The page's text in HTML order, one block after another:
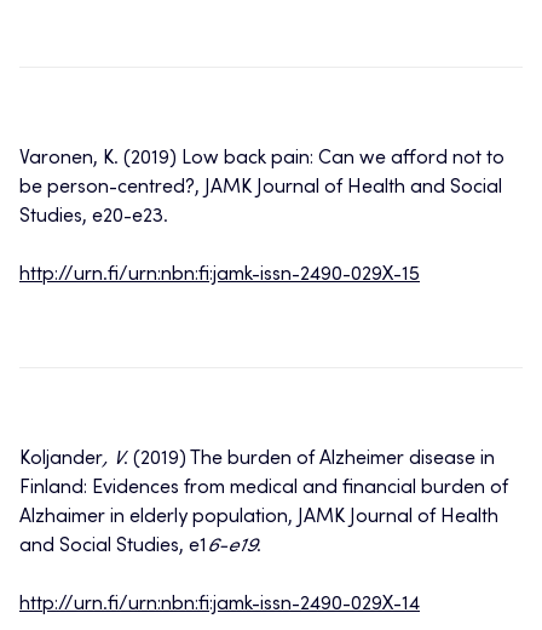
Varonen, K. (2019) Low back pain: Can we afford not to
be person-centred?, JAMK Journal of Health and Social
Studies, e20-e23.
http://urn.fi/urn:nbn:fi:jamk-issn-2490-029X-15
Koljander, V. (2019) The burden of Alzheimer disease in
Finland: Evidences from medical and financial burden of
Alzhaimer in elderly population, JAMK Journal of Health
and Social Studies, e1 6-e19.
http://urn.fi/urn:nbn:fi:jamk-issn-2490-029X-14